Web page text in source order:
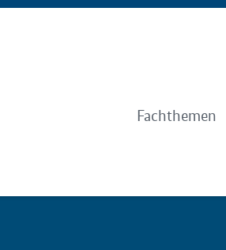
Fachthemen